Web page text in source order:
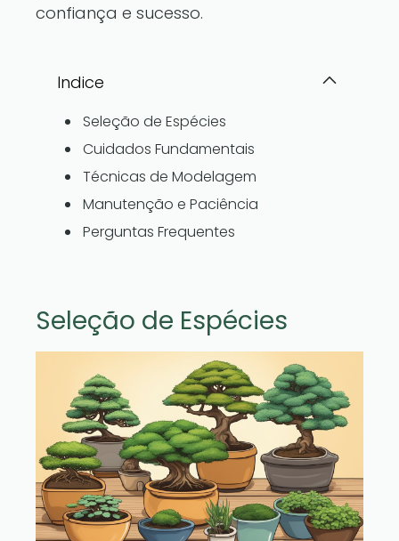
confiança e sucesso.
Indice
Seleção de Espécies
Cuidados Fundamentais
Técnicas de Modelagem
Manutenção e Paciência
Perguntas Frequentes
Seleção de Espécies